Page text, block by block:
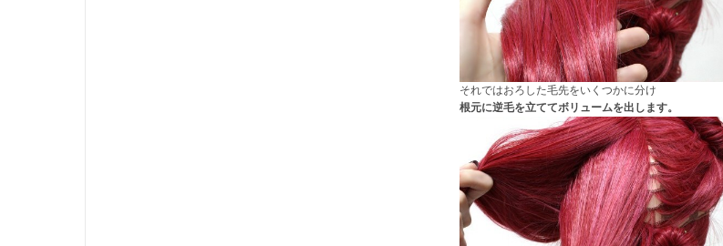
それではおろした毛先をいくつかに分け
根元に逆毛を立ててボリュームを出します。